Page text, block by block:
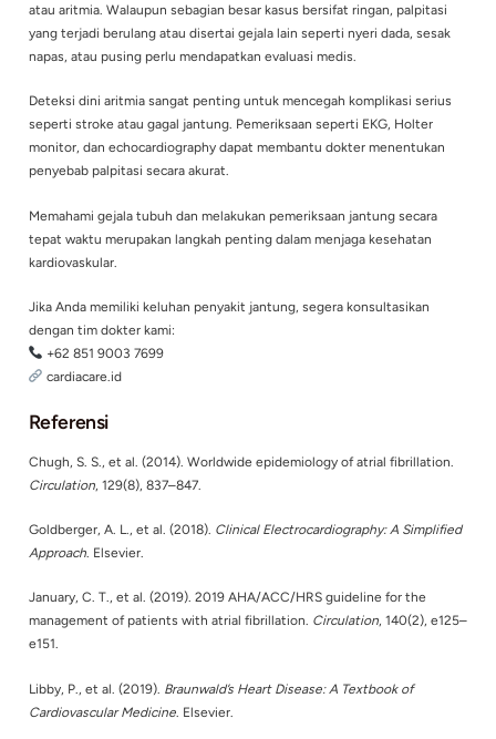
Pusing atau hampir pingsan
Keringat dingin
Detak jantung sangat cepat atau tidak teratur
Gejala tersebut dapat menandakan gangguan jantung yang
Pemeriksaan Medis untuk Mendiagnosis
Dokter jantung biasanya melakukan beberapa pemeriksaan
mengevaluasi penyebab palpitasi.
Pemeriksaan
Elektrokardiogram (EKG)
Holter monitor
Event recorder
Mendeteksi aritmia
Echocardiography
Menilai struktur dan
Treadmill test
Mengevaluasi respons